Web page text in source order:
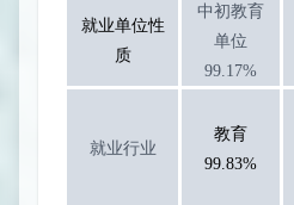
就业单位性
质
中初教育
单位
99.17%
就业行业
教育
99.83%